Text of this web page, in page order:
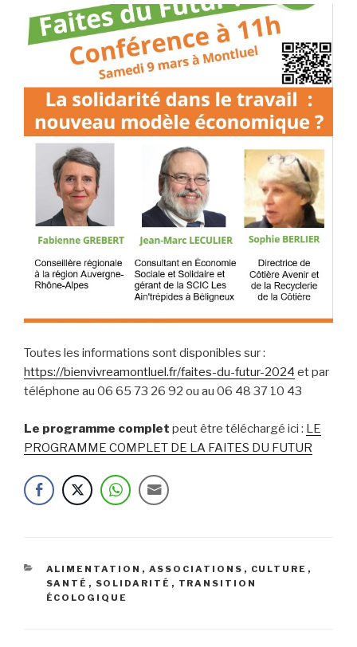
Toutes les informations sont disponibles sur :
https://bienvivreamontluel.fr/faites-du-futur-2024 et par
téléphone au 06 65 73 26 92 ou au 06 48 37 10 43
Le programme complet peut être téléchargé ici : LE
PROGRAMME COMPLET DE LA FAITES DU FUTUR
CATÉGORIES
ALIMENTATION , ASSOCIATIONS , CULTURE ,
SANTÉ , SOLIDARITÉ , TRANSITION
ÉCOLOGIQUE